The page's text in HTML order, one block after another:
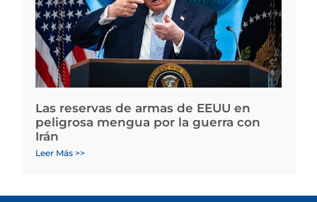
Las reservas de armas de EEUU en
peligrosa mengua por la guerra con
Irán
Leer Más >>